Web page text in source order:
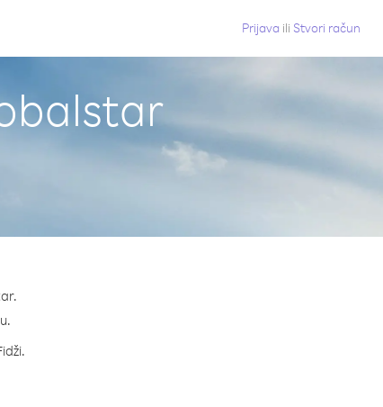
Prijava ili Stvori račun